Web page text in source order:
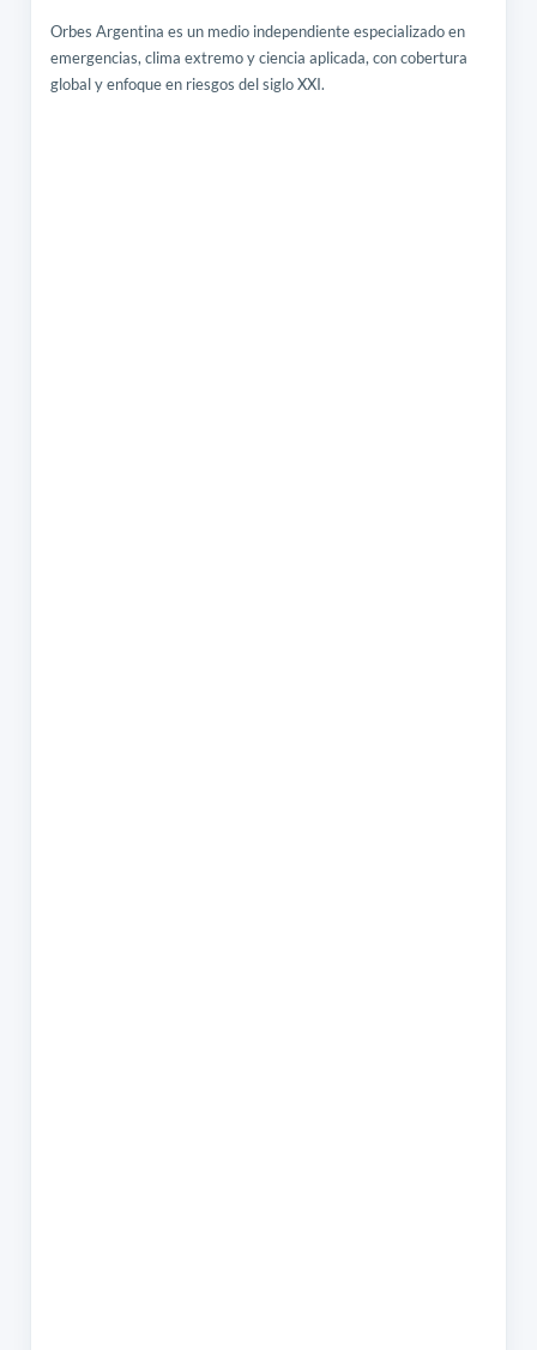
Orbes Argentina es un medio independiente especializado en
emergencias, clima extremo y ciencia aplicada, con cobertura
global y enfoque en riesgos del siglo XXI.